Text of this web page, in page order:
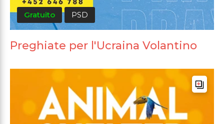
Gratuito PSD
Preghiate per l'Ucraina Volantino